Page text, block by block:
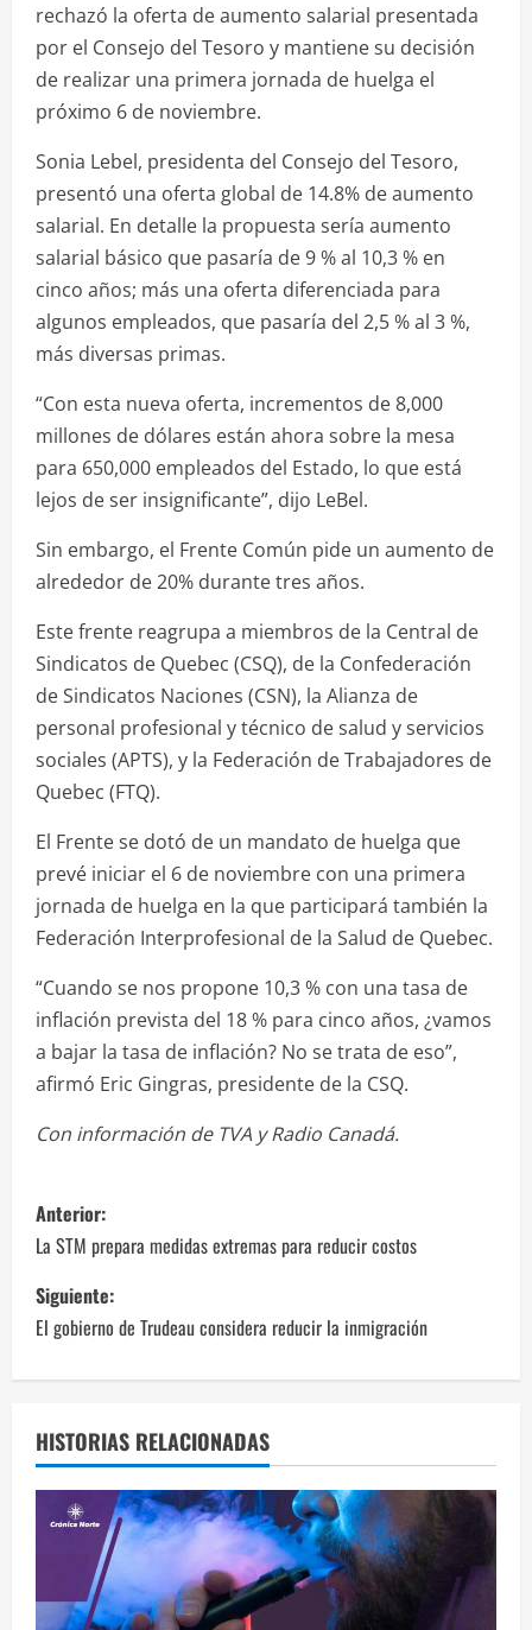
rechazó la oferta de aumento salarial presentada
por el Consejo del Tesoro y mantiene su decisión
de realizar una primera jornada de huelga el
próximo 6 de noviembre.
Sonia Lebel, presidenta del Consejo del Tesoro,
presentó una oferta global de 14.8% de aumento
salarial. En detalle la propuesta sería aumento
salarial básico que pasaría de 9 % al 10,3 % en
cinco años; más una oferta diferenciada para
algunos empleados, que pasaría del 2,5 % al 3 %,
más diversas primas.
“Con esta nueva oferta, incrementos de 8,000
millones de dólares están ahora sobre la mesa
para 650,000 empleados del Estado, lo que está
lejos de ser insignificante”, dijo LeBel.
Sin embargo, el Frente Común pide un aumento de
alrededor de 20% durante tres años.
Este frente reagrupa a miembros de la Central de
Sindicatos de Quebec (CSQ), de la Confederación
de Sindicatos Naciones (CSN), la Alianza de
personal profesional y técnico de salud y servicios
sociales (APTS), y la Federación de Trabajadores de
Quebec (FTQ).
El Frente se dotó de un mandato de huelga que
prevé iniciar el 6 de noviembre con una primera
jornada de huelga en la que participará también la
Federación Interprofesional de la Salud de Quebec.
“Cuando se nos propone 10,3 % con una tasa de
inflación prevista del 18 % para cinco años, ¿vamos
a bajar la tasa de inflación? No se trata de eso”,
afirmó Eric Gingras, presidente de la CSQ.
Con información de TVA y Radio Canadá.
N
a
v
e
a
c
ó
Anterior:
La STM prepara medidas extremas para reducir costos
Siguiente:
El gobierno de Trudeau considera reducir la inmigración
HISTORIAS RELACIONADAS